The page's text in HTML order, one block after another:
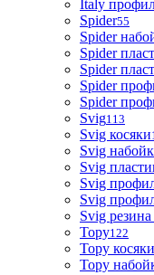
Italy
Spider55
Spider
Spider
Spider
Spider
Spider
Svig113
Svig косяки
Svig
Svig
Svig
Svig
Svig
Topy122
Topy косяки
Topy